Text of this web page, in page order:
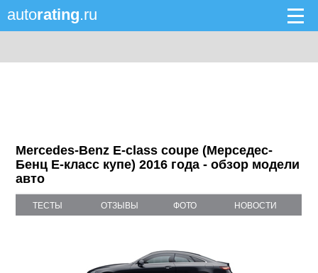
autorating.ru
Mercedes-Benz E-class coupe (Мерседес-
Бенц Е-класс купе) 2016 года - обзор модели
авто
ТЕСТЫ ОТЗЫВЫ ФОТО НОВОСТИ